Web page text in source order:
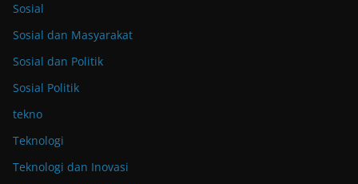
Sosial
Sosial dan Masyarakat
Sosial dan Politik
Sosial Politik
tekno
Teknologi
Teknologi dan Inovasi